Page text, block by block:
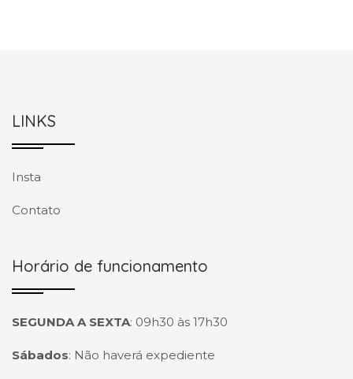
LINKS
Insta
Contato
Horário de funcionamento
SEGUNDA A SEXTA: 09h30 às 17h30
Sábados: Não haverá expediente